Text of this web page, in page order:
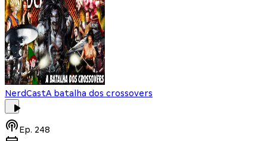
NerdCastA batalha dos crossovers
Ep. 248